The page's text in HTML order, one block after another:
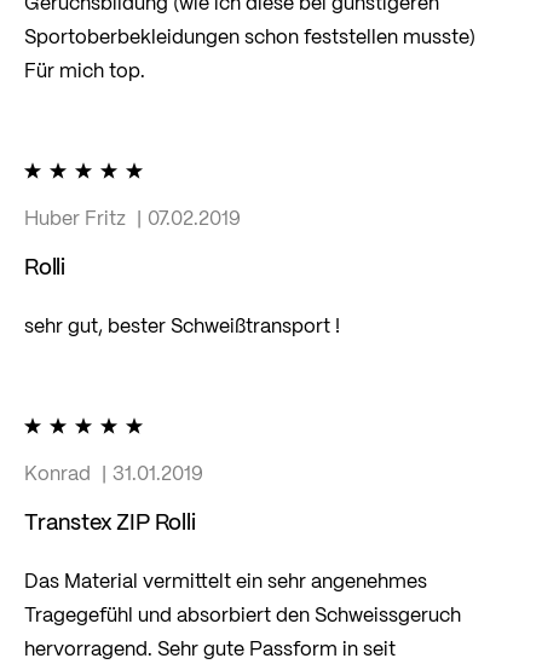
Sportoberbekleidungen schon feststellen musste)
Für mich top.
Huber Fritz
07.02.2019
Rolli
sehr gut, bester Schweißtransport !
Konrad
31.01.2019
Transtex ZIP Rolli
Das Material vermittelt ein sehr angenehmes
Tragegefühl und absorbiert den Schweissgeruch
hervorragend. Sehr gute Passform in seit